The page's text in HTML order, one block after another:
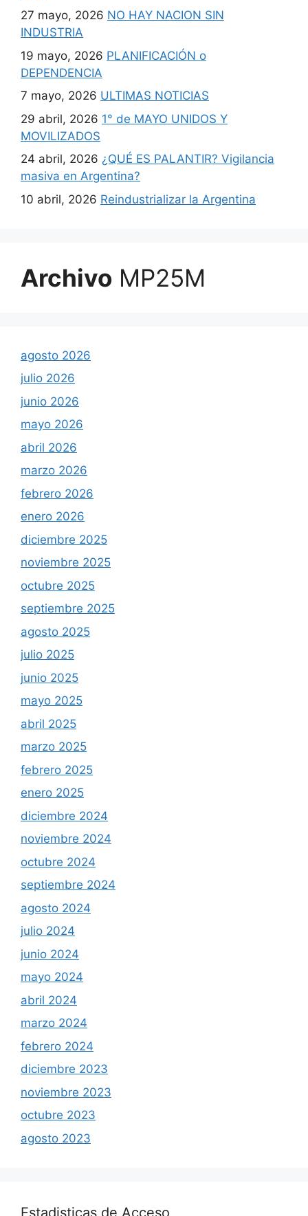
27 mayo, 2026 NO HAY NACION SIN
INDUSTRIA
19 mayo, 2026 PLANIFICACIÓN o
DEPENDENCIA
7 mayo, 2026 ULTIMAS NOTICIAS
29 abril, 2026 1° de MAYO UNIDOS Y
MOVILIZADOS
24 abril, 2026 ¿QUÉ ES PALANTIR? Vigilancia
masiva en Argentina?
10 abril, 2026 Reindustrializar la Argentina
Archivo MP25M
agosto 2026
julio 2026
junio 2026
mayo 2026
abril 2026
marzo 2026
febrero 2026
enero 2026
diciembre 2025
noviembre 2025
octubre 2025
septiembre 2025
agosto 2025
julio 2025
junio 2025
mayo 2025
abril 2025
marzo 2025
febrero 2025
enero 2025
diciembre 2024
noviembre 2024
octubre 2024
septiembre 2024
agosto 2024
julio 2024
junio 2024
mayo 2024
abril 2024
marzo 2024
febrero 2024
diciembre 2023
noviembre 2023
octubre 2023
agosto 2023
Estadisticas de Acceso